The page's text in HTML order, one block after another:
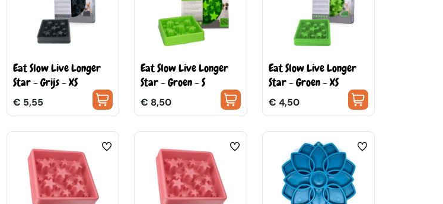
Eat Slow Live Longer
Star - Grijs - XS
€ 5,55
Eat Slow Live Longer
Star - Groen - S
€ 8,50
Eat Slow Live Longer
Star - Groen - XS
€ 4,50